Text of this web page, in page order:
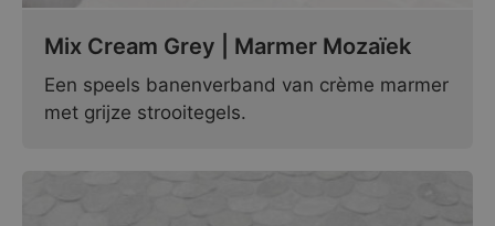
Mix Cream Grey | Marmer Mozaïek
Een speels banenverband van crème marmer
met grijze strooitegels.